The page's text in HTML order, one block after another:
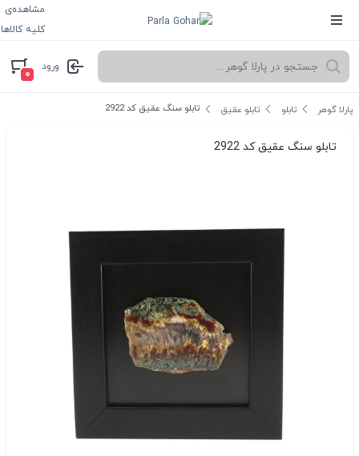
مشاهده‌ی
کلیه کالاها
ورود
۰
پارلا گوهر تابلو تابلو عقیق تابلو سنگ عقیق کد 2922
تابلو سنگ عقیق کد 2922